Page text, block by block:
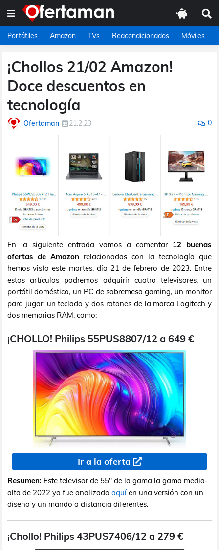
Portátiles Amazon TVs Reacondicionados Móviles
¡Chollos 21/02 Amazon!
Doce descuentos en
tecnología
Ofertaman 21.2.23 0
En la siguiente entrada vamos a comentar 12 buenas
ofertas de Amazon relacionadas con la tecnología que
hemos visto este martes, día 21 de febrero de 2023. Entre
estos artículos podremos adquirir cuatro televisores, un
portátil doméstico, un PC de sobremesa gaming, un monitor
para jugar, un teclado y dos ratones de la marca Logitech y
dos memorias RAM, como:
¡CHOLLO! Philips 55PUS8807/12 a 649 €
Ir a la oferta
Resumen: Este televisor de 55" de la gama la gama media-
alta de 2022 ya fue analizado aquí en una versión con un
diseño y un mando a distancia diferentes.
¡Chollo! Philips 43PUS7406/12 a 279 €